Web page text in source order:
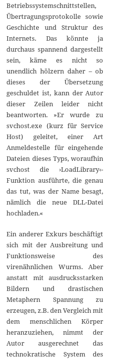
Betriebssystemschnittstellen,
Übertragungsprotokolle sowie
Geschichte und Struktur des
Internets. Das könnte ja
durchaus spannend dargestellt
sein, käme es nicht so
unendlich hölzern daher – ob
dieses der Übersetzung
geschuldet ist, kann der Autor
dieser Zeilen leider nicht
beantworten. »Er wurde zu
svchost.exe (kurz für Service
Host) geleitet, einer Art
Anmeldestelle für eingehende
Dateien dieses Typs, woraufhin
svchost die ›LoadLibrary‹-
Funktion ausführte, die genau
das tut, was der Name besagt,
nämlich die neue DLL-Datei
hochladen.«
Ein anderer Exkurs beschäftigt
sich mit der Ausbreitung und
Funktionsweise des
virenähnlichen Wurms. Aber
anstatt mit ausdrucksstarken
Bildern und drastischen
Metaphern Spannung zu
erzeugen, z.B. den Vergleich mit
dem menschlichen Körper
heranzuziehen, nimmt der
Autor ausgerechnet das
technokratische System des